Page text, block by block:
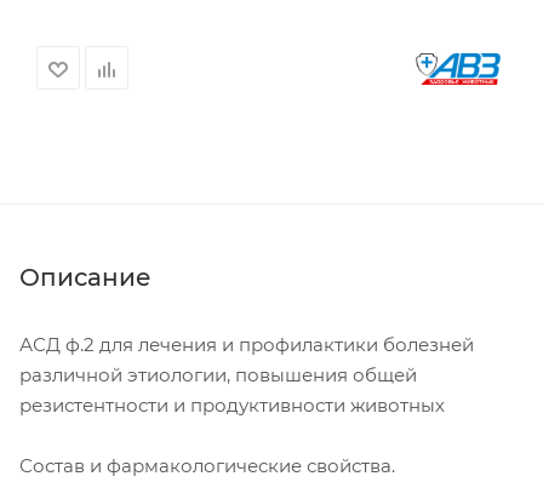
Описание
АСД ф.2 для лечения и профилактики болезней
различной этиологии, повышения общей
резистентности и продуктивности животных
Состав и фармакологические свойства.